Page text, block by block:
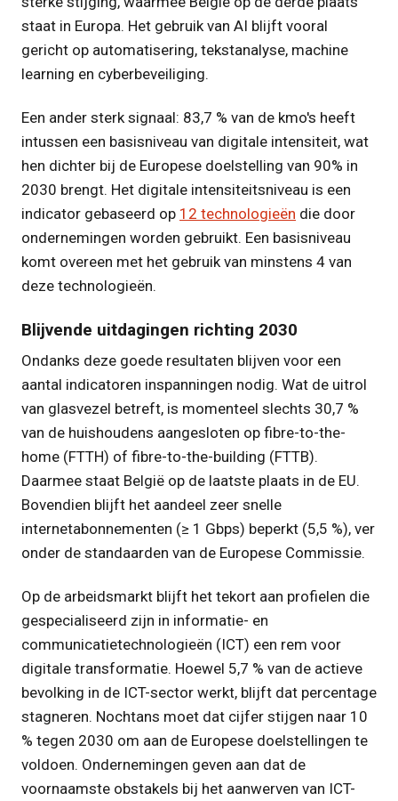
staat in Europa. Het gebruik van AI blijft vooral
gericht op automatisering, tekstanalyse, machine
learning en cyberbeveiliging.
Een ander sterk signaal: 83,7 % van de kmo's heeft
intussen een basisniveau van digitale intensiteit, wat
hen dichter bij de Europese doelstelling van 90% in
2030 brengt. Het digitale intensiteitsniveau is een
indicator gebaseerd op 12 technologieën die door
ondernemingen worden gebruikt. Een basisniveau
komt overeen met het gebruik van minstens 4 van
deze technologieën.
Blijvende uitdagingen richting 2030
Ondanks deze goede resultaten blijven voor een
aantal indicatoren inspanningen nodig. Wat de uitrol
van glasvezel betreft, is momenteel slechts 30,7 %
van de huishoudens aangesloten op fibre-to-the-
home (FTTH) of fibre-to-the-building (FTTB).
Daarmee staat België op de laatste plaats in de EU.
Bovendien blijft het aandeel zeer snelle
internetabonnementen (≥ 1 Gbps) beperkt (5,5 %), ver
onder de standaarden van de Europese Commissie.
Op de arbeidsmarkt blijft het tekort aan profielen die
gespecialiseerd zijn in informatie- en
communicatietechnologieën (ICT) een rem voor
digitale transformatie. Hoewel 5,7 % van de actieve
bevolking in de ICT-sector werkt, blijft dat percentage
stagneren. Nochtans moet dat cijfer stijgen naar 10
% tegen 2030 om aan de Europese doelstellingen te
voldoen. Ondernemingen geven aan dat de
voornaamste obstakels bij het aanwerven van ICT-